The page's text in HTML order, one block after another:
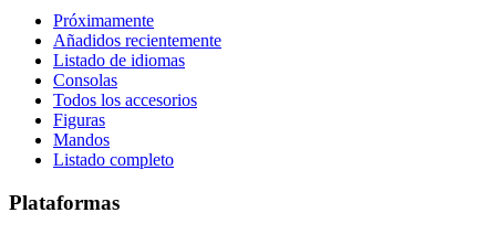
Próximamente
Añadidos recientemente
Listado de idiomas
Consolas
Todos los accesorios
Figuras
Mandos
Listado completo
Plataformas